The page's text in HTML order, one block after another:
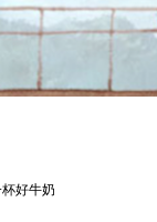
好牛奶